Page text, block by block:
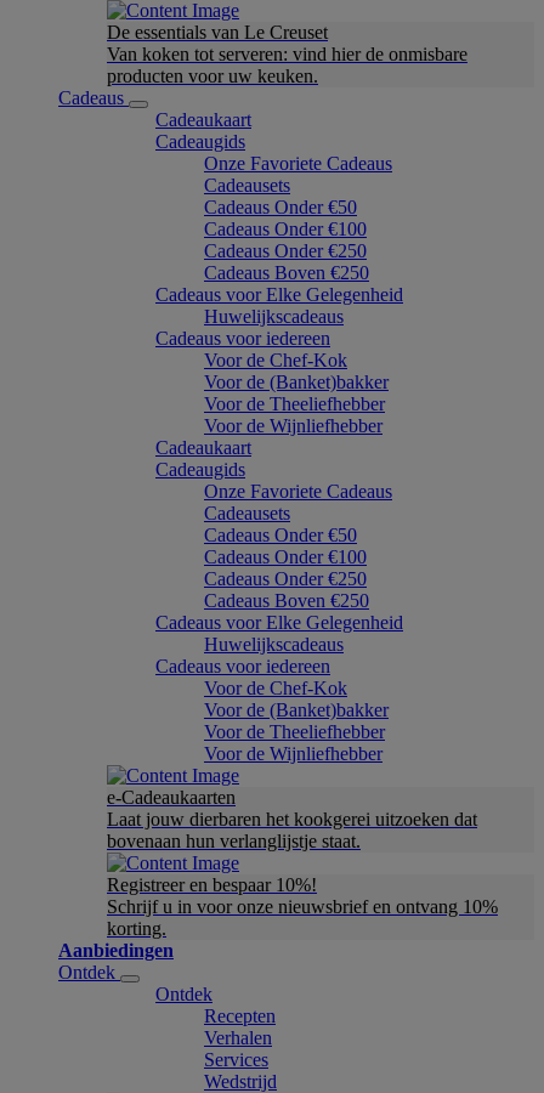
De essentials van Le Creuset
Van koken tot serveren: vind hier de onmisbare
producten voor uw keuken.
Cadeaus
Cadeaukaart
Cadeaugids
Onze Favoriete Cadeaus
Cadeausets
Cadeaus Onder €50
Cadeaus Onder €100
Cadeaus Onder €250
Cadeaus Boven €250
Cadeaus voor Elke Gelegenheid
Huwelijkscadeaus
Cadeaus voor iedereen
Voor de Chef-Kok
Voor de (Banket)bakker
Voor de Theeliefhebber
Voor de Wijnliefhebber
Cadeaukaart
Cadeaugids
Onze Favoriete Cadeaus
Cadeausets
Cadeaus Onder €50
Cadeaus Onder €100
Cadeaus Onder €250
Cadeaus Boven €250
Cadeaus voor Elke Gelegenheid
Huwelijkscadeaus
Cadeaus voor iedereen
Voor de Chef-Kok
Voor de (Banket)bakker
Voor de Theeliefhebber
Voor de Wijnliefhebber
e-Cadeaukaarten
Laat jouw dierbaren het kookgerei uitzoeken dat
bovenaan hun verlanglijstje staat.
Registreer en bespaar 10%!
Schrijf u in voor onze nieuwsbrief en ontvang 10%
korting.
Aanbiedingen
Ontdek
Ontdek
Recepten
Verhalen
Services
Wedstrijd